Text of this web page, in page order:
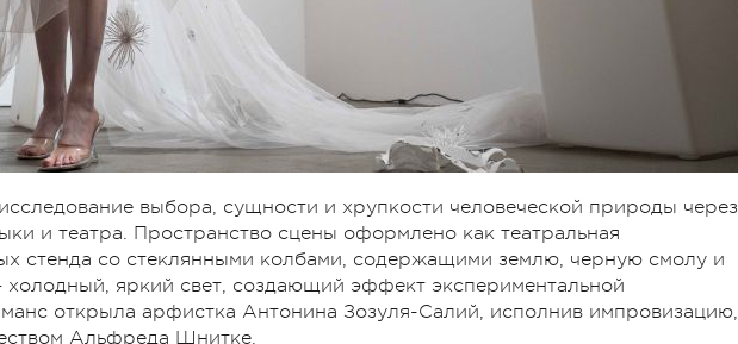
выбора, сущности и хрупкости человеческой природы через
и театра. Пространство сцены оформлено как театральная
стенда со стеклянными колбами, содержащими землю, черную смолу и
яркий свет, создающий эффект экспериментальной
открыла арфистка Антонина Зозуля-Салий, исполнив импровизацию,
Альфреда Шнитке.